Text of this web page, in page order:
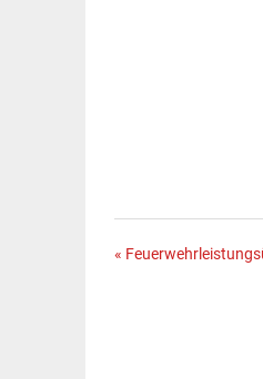
«